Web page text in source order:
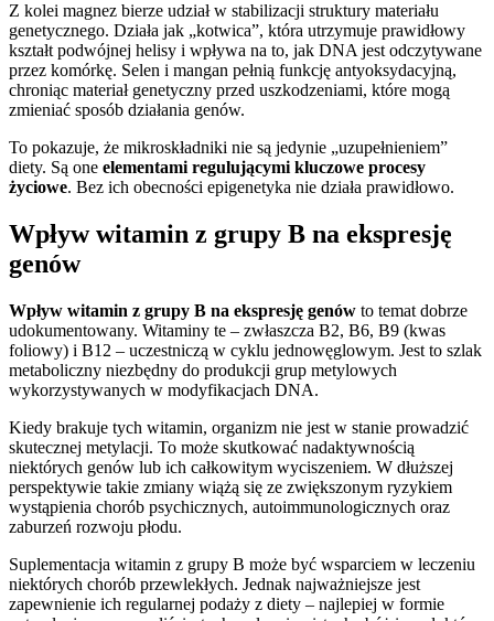
Z kolei magnez bierze udział w stabilizacji struktury materiału
genetycznego. Działa jak „kotwica”, która utrzymuje prawidłowy
kształt podwójnej helisy i wpływa na to, jak DNA jest odczytywane
przez komórkę. Selen i mangan pełnią funkcję antyoksydacyjną,
chroniąc materiał genetyczny przed uszkodzeniami, które mogą
zmieniać sposób działania genów.
To pokazuje, że mikroskładniki nie są jedynie „uzupełnieniem”
diety. Są one elementami regulującymi kluczowe procesy
życiowe. Bez ich obecności epigenetyka nie działa prawidłowo.
Wpływ witamin z grupy B na ekspresję
genów
Wpływ witamin z grupy B na ekspresję genów to temat dobrze
udokumentowany. Witaminy te – zwłaszcza B2, B6, B9 (kwas
foliowy) i B12 – uczestniczą w cyklu jednowęglowym. Jest to szlak
metaboliczny niezbędny do produkcji grup metylowych
wykorzystywanych w modyfikacjach DNA.
Kiedy brakuje tych witamin, organizm nie jest w stanie prowadzić
skutecznej metylacji. To może skutkować nadaktywnością
niektórych genów lub ich całkowitym wyciszeniem. W dłuższej
perspektywie takie zmiany wiążą się ze zwiększonym ryzykiem
wystąpienia chorób psychicznych, autoimmunologicznych oraz
zaburzeń rozwoju płodu.
Suplementacja witamin z grupy B może być wsparciem w leczeniu
niektórych chorób przewlekłych. Jednak najważniejsze jest
zapewnienie ich regularnej podaży z diety – najlepiej w formie